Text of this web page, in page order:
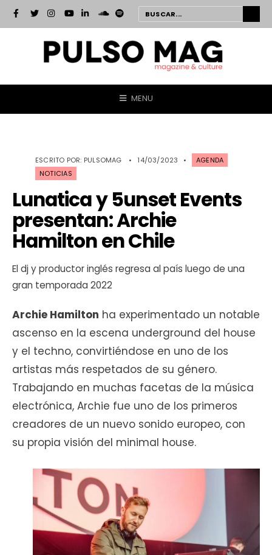
MENU
ESCRITO POR: PULSOMAG • 14/03/2023 •
AGENDA
NOTICIAS
Lunatica y 5unset Events
presentan: Archie
Hamilton en Chile
El dj y productor inglés regresa al país luego de una
gran temporada 2022
Archie Hamilton ha experimentado un notable
ascenso en la escena underground del house
y el techno, convirtiéndose en uno de los
artistas más respetados de su género.
Trabajando en muchas facetas de la música
electrónica, Archie fue uno de los primeros
creadores de un nuevo sonido europeo, con
su propia visión del minimal house.